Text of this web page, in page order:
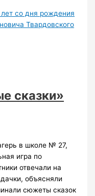
лет со дня рождения
Твардовского
сказки»
в школе № 27,
игра по
отвечали на
объясняли
сюжеты сказок